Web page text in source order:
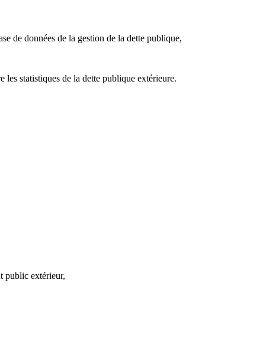
de données de la gestion de la dette publique,
les statistiques de la dette publique extérieure.
public extérieur,